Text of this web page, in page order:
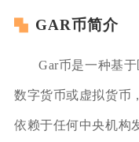
GAR币简介
Gar币是一种基
数字货币或虚拟货币
依赖于任何中央机构